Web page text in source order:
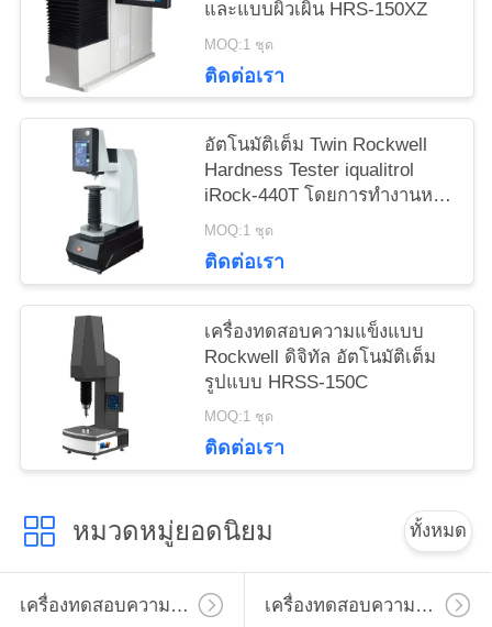
และแบบผิวเผิน HRS-150XZ
MOQ:1 ชุด
ติดต่อเรา
อัตโนมัติเต็ม Twin Rockwell
Hardness Tester iqualitrol
iRock-440T โดยการทํางานหนึ่ง
คีย์
MOQ:1 ชุด
ติดต่อเรา
เครื่องทดสอบความแข็งแบบ
Rockwell ดิจิทัล อัตโนมัติเต็ม
รูปแบบ HRSS-150C
MOQ:1 ชุด
ติดต่อเรา
หมวดหมู่ยอดนิยม ทั้งหมด
เครื่องทดสอบความแข็งไมโครวิคเกอร์ เครื่องทดสอบความแข็งวิคเกอร์